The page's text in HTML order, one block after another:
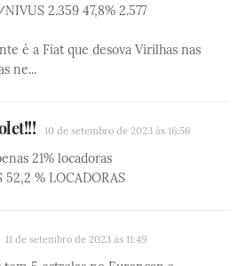
2.359 47,8% 2.577
é a Fiat que desova Virilhas nas
ne...
10 de setembro de 2023 às 16:56
21% locadoras
52,2 % LOCADORAS
11 de setembro de 2023 às 11:49